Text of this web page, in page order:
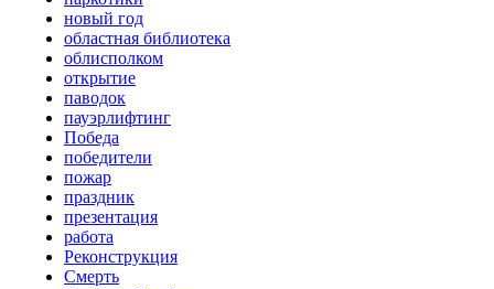
новый год
областная библиотека
облисполком
открытие
паводок
пауэрлифтинг
Победа
победители
пожар
праздник
презентация
работа
Реконструкция
Смерть